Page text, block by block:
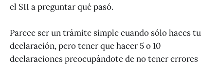
el SII a preguntar qué pasó.
Parece ser un trámite simple cuando sólo haces tu
declaración, pero tener que hacer 5 o 10
declaraciones preocupándote de no tener errores